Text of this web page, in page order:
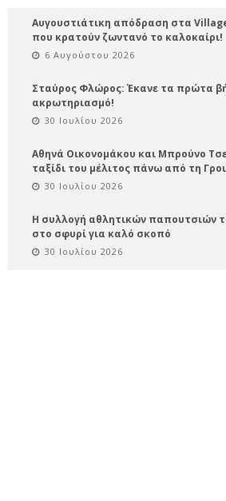
Αυγουστιάτικη απόδραση στα
που κρατούν ζωντανό το καλοκαίρι!
6 Αυγούστου 2026
Σταύρος Φλώρος: Έκανε τα πρώτα
ακρωτηριασμό!
30 Ιουλίου 2026
Αθηνά Οικονομάκου και Μπρούνο
ταξίδι του μέλιτος πάνω από τη
30 Ιουλίου 2026
Η συλλογή αθλητικών παπουτσιών
στο σφυρί για καλό σκοπό
30 Ιουλίου 2026